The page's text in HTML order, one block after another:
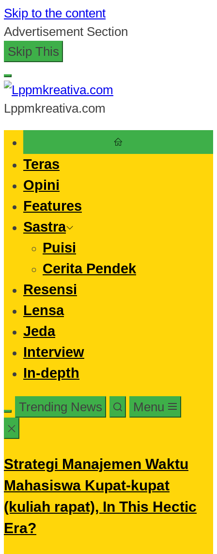
Skip to the content
Advertisement Section
Skip This
Lppmkreativa.com
Teras
Opini
Features
Sastra
Puisi
Cerita Pendek
Resensi
Lensa
Jeda
Interview
In-depth
Trending News Menu
Strategi Manajemen Waktu
Mahasiswa Kupat-kupat
(kuliah rapat), In This Hectic
Era?